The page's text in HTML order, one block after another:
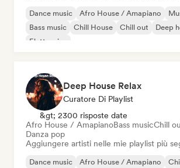
Dance music Afro House / Amapiano
Bass music
Chill House Chill out
Deep
Elettronica
Deep House Relax
Curatore Di Playlist
&gt; 2300 risposte date
Afro House / AmapianoBass musicChill
Danza pop
Aggiungere artisti nelle mie playlist più
Dance music Afro House / Amapiano